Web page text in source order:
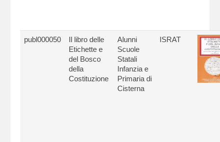
publ000050
Il libro delle
Etichette e
del Bosco
della
Costituzione
Alunni
Scuole
Statali
Infanzia e
Primaria di
Cisterna
ISRAT